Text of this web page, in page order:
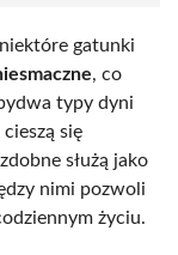
gatunki
, co
typy dyni
się
służą jako
nimi pozwoli
życiu.